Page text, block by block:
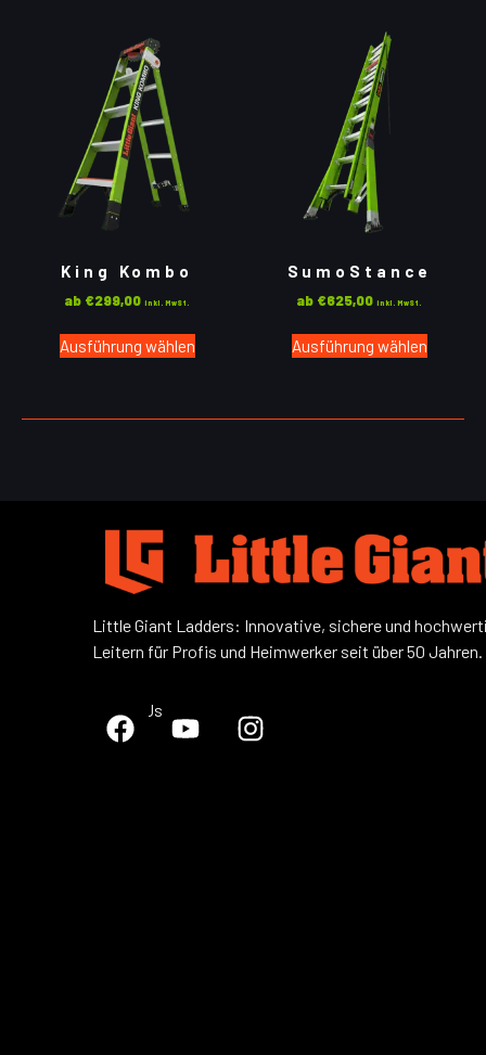
King Kombo
ab €299,00 inkl. MwSt.
Ausführung wählen
SumoStance
ab €625,00 inkl. MwSt.
Ausführung wählen
Little Giant Ladders: Innovative, sichere und
Leitern für Profis und Heimwerker seit über 50 Jahren.
Follow Us